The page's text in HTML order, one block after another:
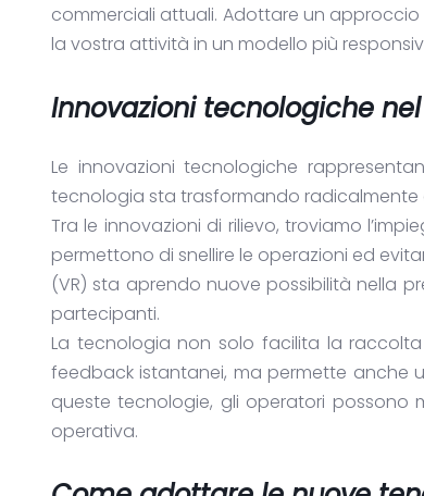
commerciali attuali. Adottare un
la vostra attività in un modello più
Innovazioni tecnologiche
Le innovazioni tecnologiche
tecnologia sta trasformando radicalmente
Tra le innovazioni di rilievo, troviamo
permettono di snellire le operazioni ed
(VR) sta aprendo nuove possibilità nella
partecipanti.
La tecnologia non solo facilita la
feedback istantanei, ma permette anche
queste tecnologie, gli operatori possono
operativa.